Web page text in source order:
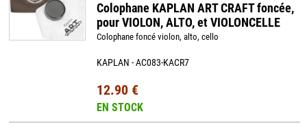
Colophane KAPLAN ART CRAFT foncée,
pour VIOLON, ALTO, et VIOLONCELLE
Colophane foncé violon, alto, cello
KAPLAN - AC083-KACR7
12.90 €
EN STOCK